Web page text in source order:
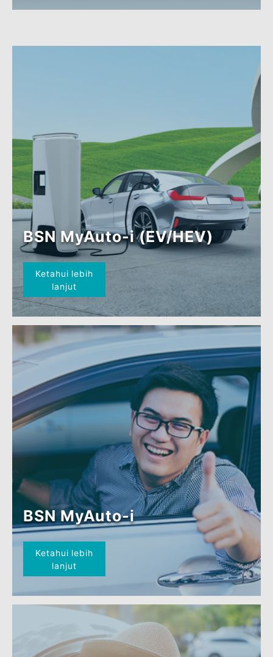
BSN MyAuto-i MPO
Ketahui lebih
lanjut
BSN MyAuto-i MPO
(UsedCar)
Ketahui lebih
lanjut